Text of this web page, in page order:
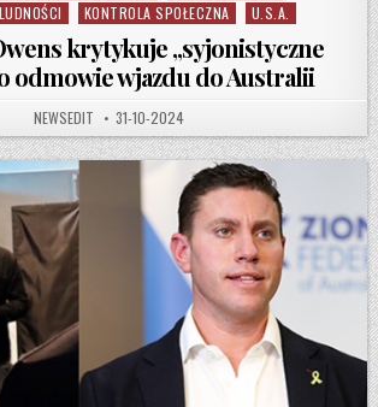
KONTROLA SPOŁECZNA U.S.A.
krytykuje „syjonistyczne
odmowie wjazdu do Australii
AUTHOR:
NEWSEDIT PUBLISHED DATE:
31-10-2024